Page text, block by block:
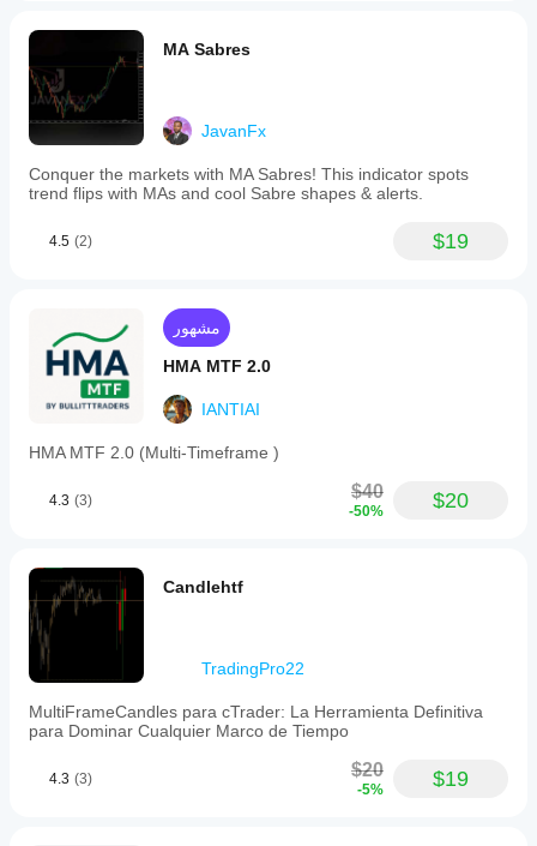
MA Sabres
JavanFx
Conquer the markets with MA Sabres! This indicator spots
trend flips with MAs and cool Sabre shapes & alerts.
4.5 (2) $19
مشهور
HMA MTF 2.0
IANTIAI
HMA MTF 2.0 (Multi-Timeframe )
4.3 (3) $40
-50% $20
Candlehtf
TradingPro22
MultiFrameCandles para cTrader: La Herramienta Definitiva
para Dominar Cualquier Marco de Tiempo
4.3 (3) $20
-5% $19